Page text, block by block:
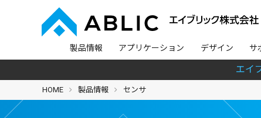
製品情報 アプリケーション デザイン サ
エイ
HOME 製品情報 センサ